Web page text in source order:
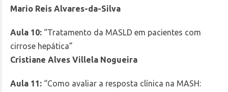
Mario Reis Alvares-da-Silva
Aula 10: “Tratamento da MASLD em pacientes com
cirrose hepática”
Cristiane Alves Villela Nogueira
Aula 11: “Como avaliar a resposta clínica na MASH: